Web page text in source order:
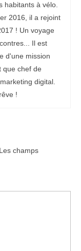
habitants à vélo.
2016, il a rejoint
! Un voyage
Il est
d'une mission
que chef de
digital.
!
Les champs